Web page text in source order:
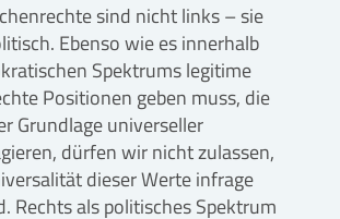
sind nicht links – sie
Ebenso wie es innerhalb
Spektrums legitime
Positionen geben muss, die
Grundlage universeller
dürfen wir nicht zulassen,
dieser Werte infrage
Rechts als politisches Spektrum